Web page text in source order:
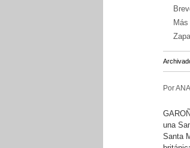
Por
una
Santa